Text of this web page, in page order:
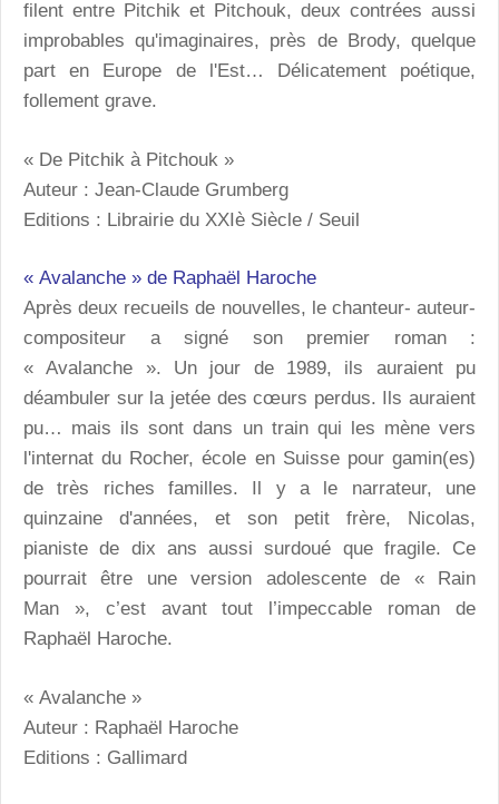
filent entre Pitchik et Pitchouk, deux contrées aussi
improbables qu'imaginaires, près de Brody, quelque
part en Europe de l'Est… Délicatement poétique,
follement grave.
« De Pitchik à Pitchouk »
Auteur : Jean-Claude Grumberg
Editions : Librairie du XXIè Siècle / Seuil
« Avalanche » de Raphaël Haroche
Après deux recueils de nouvelles, le chanteur- auteur-
compositeur a signé son premier roman :
« Avalanche ». Un jour de 1989, ils auraient pu
déambuler sur la jetée des cœurs perdus. Ils auraient
pu… mais ils sont dans un train qui les mène vers
l'internat du Rocher, école en Suisse pour gamin(es)
de très riches familles. Il y a le narrateur, une
quinzaine d'années, et son petit frère, Nicolas,
pianiste de dix ans aussi surdoué que fragile. Ce
pourrait être une version adolescente de « Rain
Man », c’est avant tout l’impeccable roman de
Raphaël Haroche.
« Avalanche »
Auteur : Raphaël Haroche
Editions : Gallimard